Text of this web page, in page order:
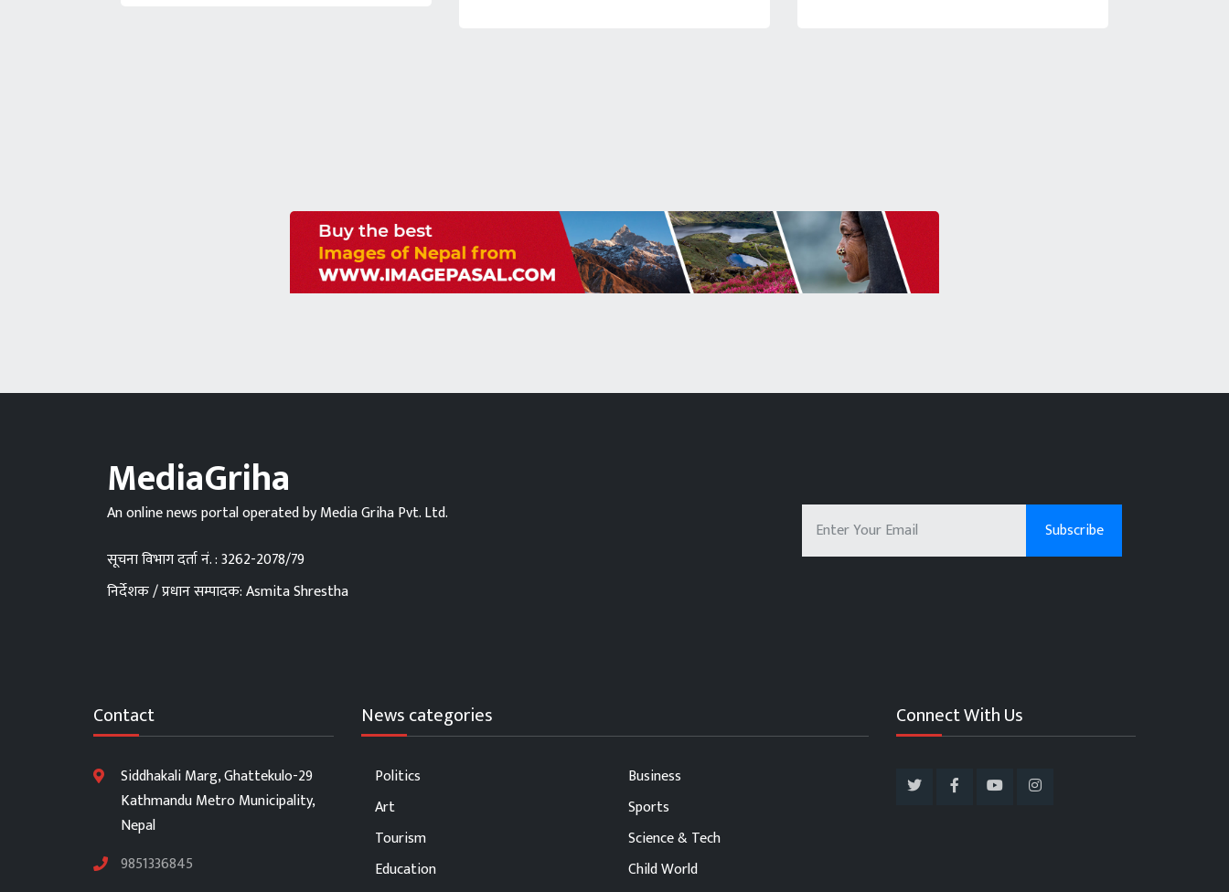
MediaGriha
An online news portal operated by Media Griha Pvt. Ltd.
सूचना विभाग दर्ता नं. : 3262-2078/79
निर्देशक / प्रधान सम्पादक: Asmita Shrestha
Contact
Siddhakali Marg, Ghattekulo-29
Kathmandu Metro Municipality,
Nepal
9851336845
News categories
Politics
Business
Art
Sports
Tourism
Science & Tech
Education
Child World
Connect With Us